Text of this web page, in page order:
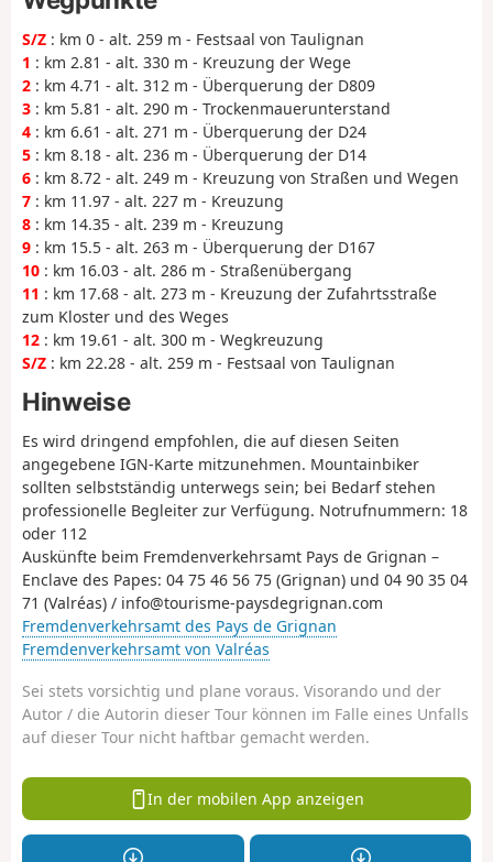
S/Z : km 0 - alt. 259 m - Festsaal von Taulignan
1 : km 2.81 - alt. 330 m - Kreuzung der Wege
2 : km 4.71 - alt. 312 m - Überquerung der D809
3 : km 5.81 - alt. 290 m - Trockenmauerunterstand
4 : km 6.61 - alt. 271 m - Überquerung der D24
5 : km 8.18 - alt. 236 m - Überquerung der D14
6 : km 8.72 - alt. 249 m - Kreuzung von Straßen und Wegen
7 : km 11.97 - alt. 227 m - Kreuzung
8 : km 14.35 - alt. 239 m - Kreuzung
9 : km 15.5 - alt. 263 m - Überquerung der D167
10 : km 16.03 - alt. 286 m - Straßenübergang
11 : km 17.68 - alt. 273 m - Kreuzung der Zufahrtsstraße
zum Kloster und des Weges
12 : km 19.61 - alt. 300 m - Wegkreuzung
S/Z : km 22.28 - alt. 259 m - Festsaal von Taulignan
Hinweise
Es wird dringend empfohlen, die auf diesen Seiten
angegebene IGN-Karte mitzunehmen. Mountainbiker
sollten selbstständig unterwegs sein; bei Bedarf stehen
professionelle Begleiter zur Verfügung. Notrufnummern: 18
oder 112
Auskünfte beim Fremdenverkehrsamt Pays de Grignan –
Enclave des Papes: 04 75 46 56 75 (Grignan) und 04 90 35 04
71 (Valréas) / info@tourisme-paysdegrignan.com
Fremdenverkehrsamt des Pays de Grignan
Fremdenverkehrsamt von Valréas
Sei stets vorsichtig und plane voraus. Visorando und der
Autor / die Autorin dieser Tour können im Falle eines Unfalls
auf dieser Tour nicht haftbar gemacht werden.
In der mobilen App anzeigen